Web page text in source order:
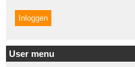
User menu